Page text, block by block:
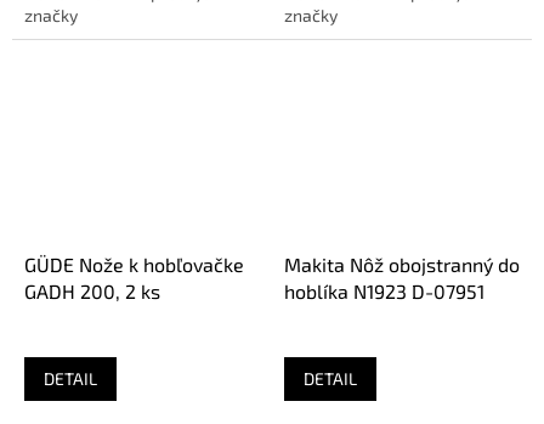
značky
značky
GÜDE Nože k hobľovačke
GADH 200, 2 ks
DETAIL
Makita Nôž obojstranný do
hoblíka N1923 D-07951
DETAIL